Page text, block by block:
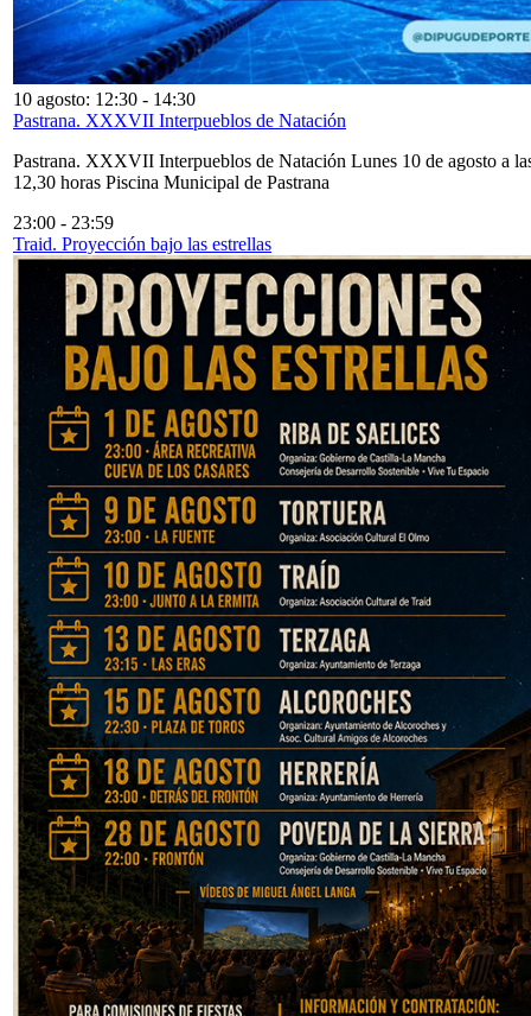
10 agosto: 12:30 - 14:30
Pastrana. XXXVII Interpueblos de Natación
Pastrana. XXXVII Interpueblos de Natación Lunes 10 de agosto a
12,30 horas Piscina Municipal de Pastrana
23:00 - 23:59
Traid. Proyección bajo las estrellas